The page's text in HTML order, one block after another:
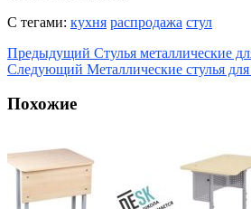
С тегами: кухня распродажа стул
Предыдущий Стулья металлические
Следующий Металлические стулья
Похожие